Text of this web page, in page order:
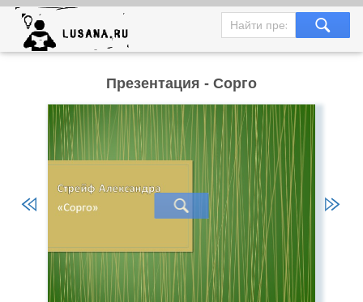
Презентация - Сорго